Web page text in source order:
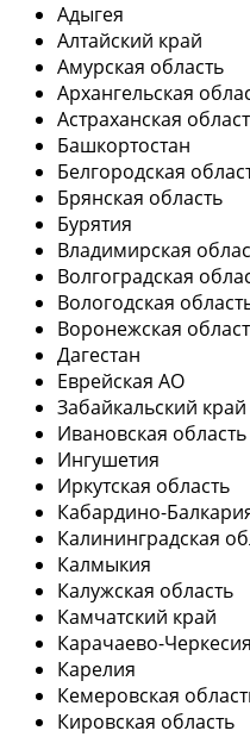
Адыгея
Алтайский край
Амурская область
Архангельская
Астраханская
Башкортостан
Белгородская
Брянская область
Бурятия
Владимирская
Волгоградская
Вологодская
Воронежская
Дагестан
Еврейская АО
Забайкальский край
Ивановская область
Ингушетия
Иркутская область
Кабардино-
Калининградская
Калмыкия
Калужская область
Камчатский край
Карачаево-Черкесия
Карелия
Кемеровская
Кировская область